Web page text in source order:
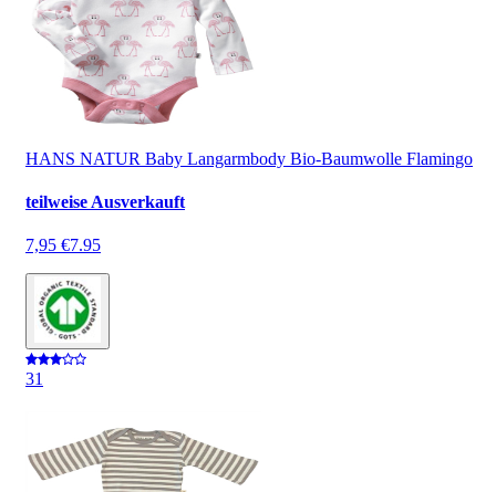
HANS NATUR Baby Langarmbody Bio-Baumwolle Flamingo
teilweise Ausverkauft
7,95 €7.95
31